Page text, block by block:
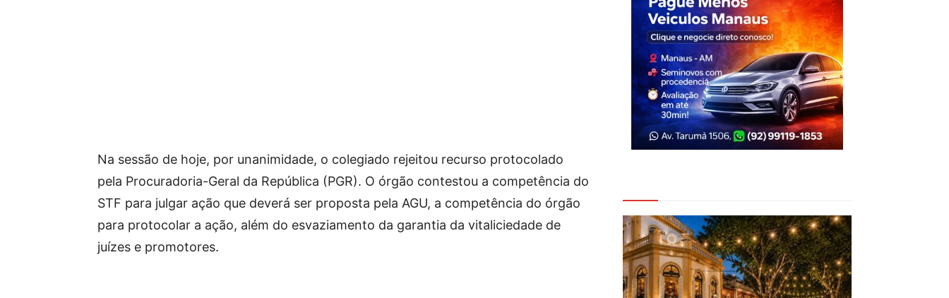
Na sessão de hoje, por unanimidade, o colegiado rejeitou recurso protocolado
pela Procuradoria-Geral da República (PGR). O órgão contestou a competência do
STF para julgar ação que deverá ser proposta pela AGU, a competência do órgão
para protocolar a ação, além do esvaziamento da garantia da vitaliciedade de
juízes e promotores.